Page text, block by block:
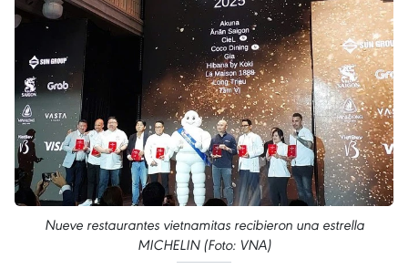
Nueve restaurantes vietnamitas recibieron una estrella
MICHELIN (Foto: VNA)